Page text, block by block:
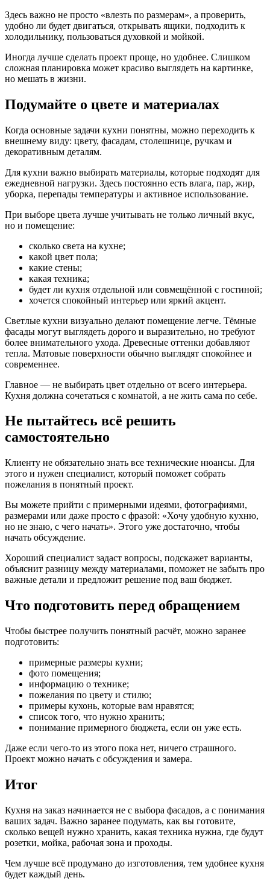
Здесь важно не просто «влезть по размерам», а проверить,
удобно ли будет двигаться, открывать ящики, подходить к
холодильнику, пользоваться духовкой и мойкой.
Иногда лучше сделать проект проще, но удобнее. Слишком
сложная планировка может красиво выглядеть на картинке,
но мешать в жизни.
Подумайте о цвете и материалах
Когда основные задачи кухни понятны, можно переходить к
внешнему виду: цвету, фасадам, столешнице, ручкам и
декоративным деталям.
Для кухни важно выбирать материалы, которые подходят для
ежедневной нагрузки. Здесь постоянно есть влага, пар, жир,
уборка, перепады температуры и активное использование.
При выборе цвета лучше учитывать не только личный вкус,
но и помещение:
сколько света на кухне;
какой цвет пола;
какие стены;
какая техника;
будет ли кухня отдельной или совмещённой с гостиной;
хочется спокойный интерьер или яркий акцент.
Светлые кухни визуально делают помещение легче. Тёмные
фасады могут выглядеть дорого и выразительно, но требуют
более внимательного ухода. Древесные оттенки добавляют
тепла. Матовые поверхности обычно выглядят спокойнее и
современнее.
Главное — не выбирать цвет отдельно от всего интерьера.
Кухня должна сочетаться с комнатой, а не жить сама по себе.
Не пытайтесь всё решить
самостоятельно
Клиенту не обязательно знать все технические нюансы. Для
этого и нужен специалист, который поможет собрать
пожелания в понятный проект.
Вы можете прийти с примерными идеями, фотографиями,
размерами или даже просто с фразой: «Хочу удобную кухню,
но не знаю, с чего начать». Этого уже достаточно, чтобы
начать обсуждение.
Хороший специалист задаст вопросы, подскажет варианты,
объяснит разницу между материалами, поможет не забыть про
важные детали и предложит решение под ваш бюджет.
Что подготовить перед обращением
Чтобы быстрее получить понятный расчёт, можно заранее
подготовить:
примерные размеры кухни;
фото помещения;
информацию о технике;
пожелания по цвету и стилю;
примеры кухонь, которые вам нравятся;
список того, что нужно хранить;
понимание примерного бюджета, если он уже есть.
Даже если чего-то из этого пока нет, ничего страшного.
Проект можно начать с обсуждения и замера.
Итог
Кухня на заказ начинается не с выбора фасадов, а с понимания
ваших задач. Важно заранее подумать, как вы готовите,
сколько вещей нужно хранить, какая техника нужна, где будут
розетки, мойка, рабочая зона и проходы.
Чем лучше всё продумано до изготовления, тем удобнее кухня
будет каждый день.